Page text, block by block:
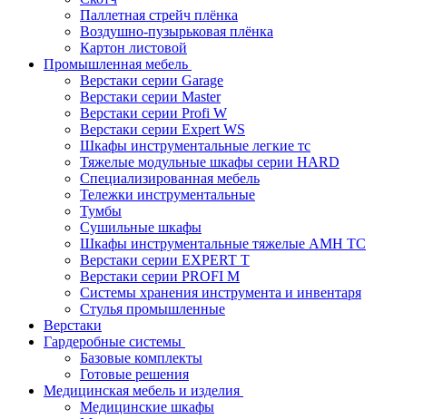
Паллетная стрейч плёнка
Воздушно-пузырьковая плёнка
Картон листовой
Промышленная мебель
Верстаки серии Garage
Верстаки серии Master
Верстаки серии Profi W
Верстаки серии Expert WS
Шкафы инструментальные легкие тс
Тяжелые модульные шкафы серии HARD
Cпециализированная мебель
Тележки инструментальные
Тумбы
Cушильные шкафы
Шкафы инструментальные тяжелые AMH TC
Верстаки серии EXPERT T
Верстаки серии PROFI M
Системы хранения инструмента и инвентаря
Стулья промышленные
Верстаки
Гардеробные системы
Базовые комплекты
Готовые решения
Медицинская мебель и изделия
Медицинские шкафы